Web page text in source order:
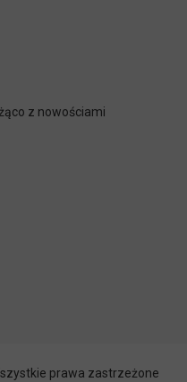
z nowościami
prawa zastrzeżone